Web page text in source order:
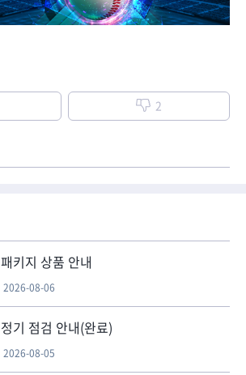
2
키지 상품 안내
2026-08-06
기 점검 안내(완료)
2026-08-05